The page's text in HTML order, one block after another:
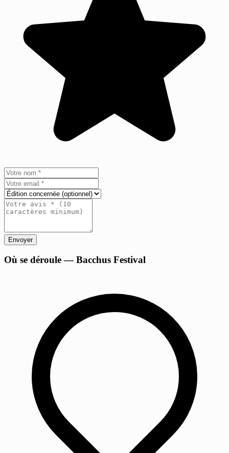
Envoyer
Où se déroule — Bacchus Festival